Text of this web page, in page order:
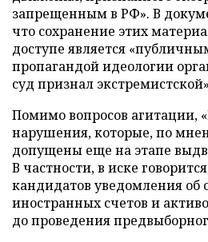
запрещенным в РФ». В
что сохранение этих
доступе является
пропагандой идеологии
суд признал
Помимо вопросов агитации,
нарушения, которые, по
допущены еще на этапе
В частности, в иске
кандидатов уведомления об
иностранных счетов и
до проведения